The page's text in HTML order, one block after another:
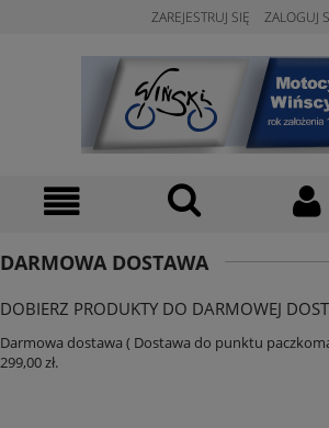
ZAREJESTRUJ SIĘ ZALOGUJ
DARMOWA DOSTAWA
DOBIERZ PRODUKTY DO DARMOWEJ
Darmowa dostawa ( Dostawa do punktu
299,00 zł.